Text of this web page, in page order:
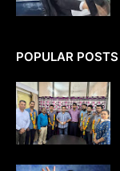
POPULAR POSTS